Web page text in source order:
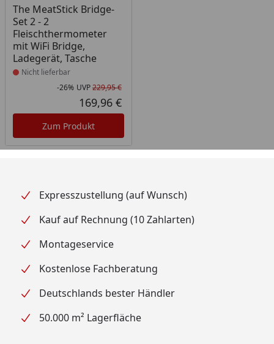
The MeatStick Bridge-
Set 2 - 2
Fleischthermometer
mit WiFi Bridge,
Ladegerät, Tasche
Produkt nicht lieferbar
Nicht lieferbar
Rabatt in Prozent
-26%
Ursprünglicher Preis
UVP229,95 €
Aktueller Preis
169,96 €
Zum Produkt
Expresszustellung (auf Wunsch)
Kauf auf Rechnung (10 Zahlarten)
Montageservice
Kostenlose Fachberatung
Deutschlands bester Händler
50.000 m² Lagerfläche